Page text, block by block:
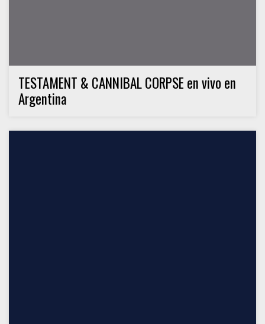
TESTAMENT & CANNIBAL CORPSE en vivo en
Argentina